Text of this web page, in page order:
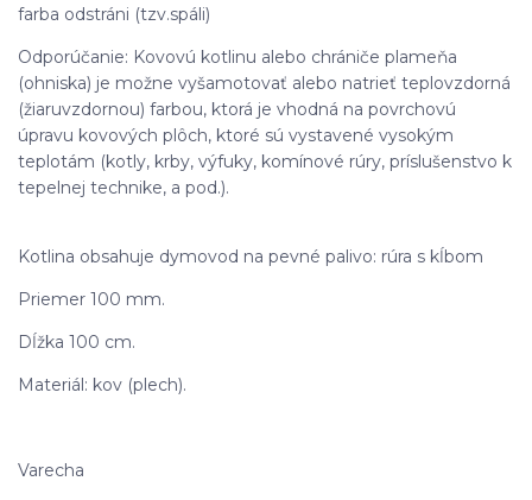
farba odstráni (tzv.spáli)
Odporúčanie: Kovovú kotlinu alebo chrániče plameňa
(ohniska) je možne vyšamotovať alebo natrieť teplovzdorná
(žiaruvzdornou) farbou, ktorá je vhodná na povrchovú
úpravu kovových plôch, ktoré sú vystavené vysokým
teplotám (kotly, krby, výfuky, komínové rúry, príslušenstvo k
tepelnej technike, a pod.).
Kotlina obsahuje dymovod na pevné palivo: rúra s kĺbom
Priemer 100 mm.
Dĺžka 100 cm.
Materiál: kov (plech).
Varecha